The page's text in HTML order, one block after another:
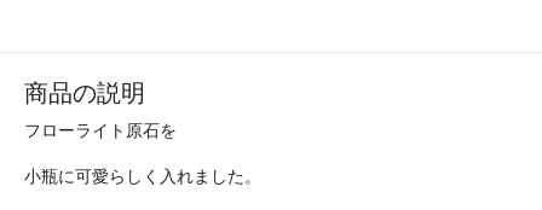
商品の説明
フローライト原石を
小瓶に可愛らしく入れました。